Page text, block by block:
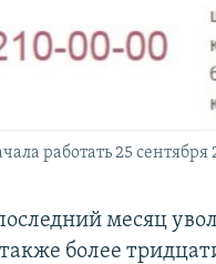
работать 25 сентября
месяц
более